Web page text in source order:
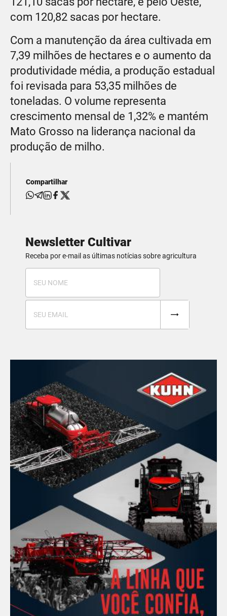
com 120,82 sacas por hectare.
Com a manutenção da área cultivada em
7,39 milhões de hectares e o aumento da
produtividade média, a produção estadual
foi revisada para 53,35 milhões de
toneladas. O volume representa
crescimento mensal de 1,32% e mantém
Mato Grosso na liderança nacional da
produção de milho.
Compartilhar
Newsletter Cultivar
Receba por e-mail as últimas notícias sobre agricultura